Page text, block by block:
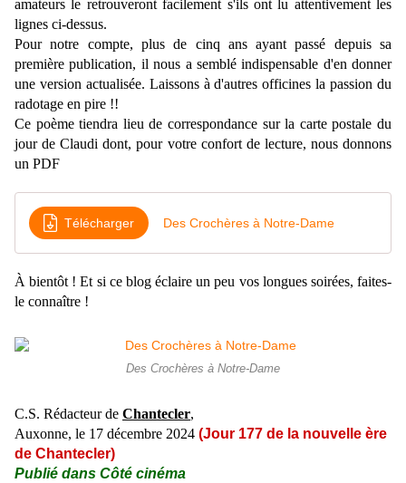
amateurs le retrouveront facilement s'ils ont lu attentivement les
lignes ci-dessus.
Pour notre compte, plus de cinq ans ayant passé depuis sa
première publication, il nous a semblé indispensable d'en donner
une version actualisée. Laissons à d'autres officines la passion du
radotage en pire !!
Ce poème tiendra lieu de correspondance sur la carte postale du
jour de Claudi dont, pour votre confort de lecture, nous donnons
un PDF
Télécharger Des Crochères à Notre-Dame
À bientôt ! Et si ce blog éclaire un peu vos longues soirées, faites-
le connaître !
Des Crochères à Notre-Dame
C.S. Rédacteur de Chantecler,
Auxonne, le 17 décembre 2024 (Jour 177 de la nouvelle ère
de Chantecler)
Publié dans Côté cinéma